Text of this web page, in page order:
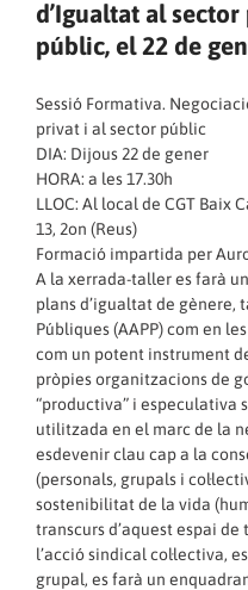
d’Igualtat al
públic, el 22 de
Sessió Formativa.
privat i al sector públic
DIA: Dijous 22 de gener
HORA: a les 17.30h
LLOC: Al local de CGT Baix
13, 2on (Reus)
Formació impartida per
A la xerrada-taller es farà
plans d’igualtat de gènere,
Públiques (AAPP) com en
com un potent instrument
pròpies organitzacions de
“productiva” i especulativa
utilitzada en el marc de la
esdevenir clau cap a la
(personals, grupals i
sostenibilitat de la vida
transcurs d’aquest espai
l’acció sindical col·lectiva,
grupal, es farà un